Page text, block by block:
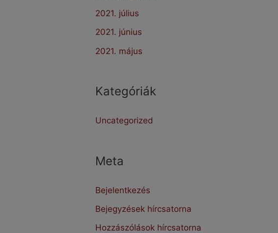
2021. július
2021. június
2021. május
Kategóriák
Uncategorized
Meta
Bejelentkezés
Bejegyzések hírcsatorna
Hozzászólások hírcsatorna